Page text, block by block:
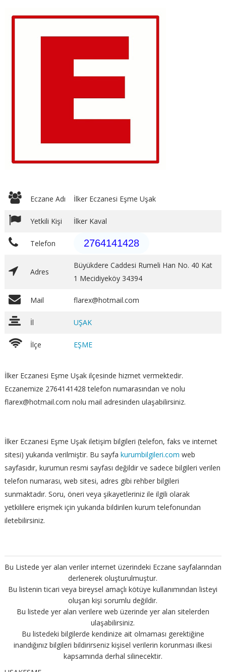
Eczane Adı İlker Eczanesi Eşme Uşak
Yetkili Kişi İlker Kaval
Telefon 2764141428
Adres
Büyükdere Caddesi Rumeli Han No. 40 Kat
1 Mecidiyeköy 34394
Mail flarex@hotmail.com
İl UŞAK
İlçe EŞME
İlker Eczanesi Eşme Uşak ilçesinde hizmet vermektedir.
Eczanemize 2764141428 telefon numarasından ve nolu
flarex@hotmail.com nolu mail adresinden ulaşabilirsiniz.
İlker Eczanesi Eşme Uşak iletişim bilgileri (telefon, faks ve internet
sitesi) yukarıda verilmiştir. Bu sayfa kurumbilgileri.com web
sayfasıdır, kurumun resmi sayfası değildir ve sadece bilgileri verilen
telefon numarası, web sitesi, adres gibi rehber bilgileri
sunmaktadır. Soru, öneri veya şikayetleriniz ile ilgili olarak
yetkililere erişmek için yukarıda bildirilen kurum telefonundan
iletebilirsiniz.
Bu Listede yer alan veriler internet üzerindeki Eczane sayfalarından
derlenerek oluşturulmuştur.
Bu listenin ticari veya bireysel amaçlı kötüye kullanımından listeyi
oluşan kişi sorumlu değildir.
Bu listede yer alan verilere web üzerinde yer alan sitelerden
ulaşabilirsiniz.
Bu listedeki bilgilerde kendinize ait olmaması gerektiğine
inandığınız bilgileri bildirirseniz kişisel verilerin korunması ilkesi
kapsamında derhal silinecektir.